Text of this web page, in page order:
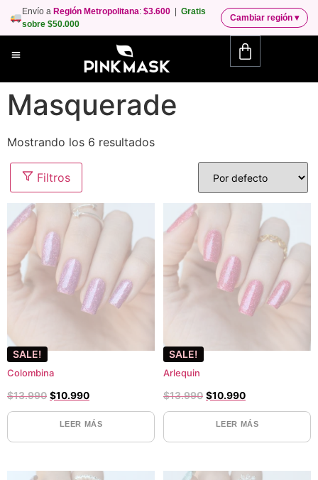
Envío a Región Metropolitana:$3.600 |Gratis
sobre $50.000
Cambiar región ▾
Masquerade
Mostrando los 6 resultados
Filtros
SALE!
Colombina
$13.990 $10.990
LEER MÁS
SALE!
Arlequin
$13.990 $10.990
LEER MÁS